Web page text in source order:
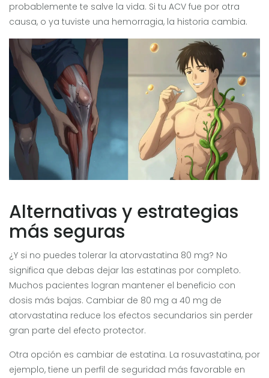
probablemente te salve la vida. Si tu ACV fue por otra
causa, o ya tuviste una hemorragia, la historia cambia.
Alternativas y estrategias
más seguras
¿Y si no puedes tolerar la atorvastatina 80 mg? No
significa que debas dejar las estatinas por completo.
Muchos pacientes logran mantener el beneficio con
dosis más bajas. Cambiar de 80 mg a 40 mg de
atorvastatina reduce los efectos secundarios sin perder
gran parte del efecto protector.
Otra opción es cambiar de estatina. La rosuvastatina, por
ejemplo, tiene un perfil de seguridad más favorable en